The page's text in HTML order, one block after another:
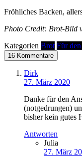
Fröhliches Backen,
Photo Credit: Brot-Bild
Kategorien Brot Für
16 Kommentare
Dirk
27. März 2020
Danke für den
(notgedrungen)
bisher kein gutes
Antworten
Julia
27. März